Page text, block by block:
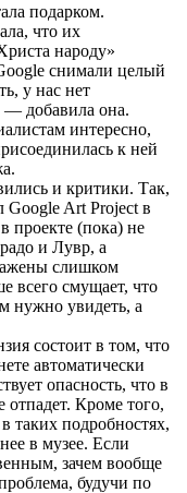
подарком.
что их
народу»
снимали целый
у нас нет
— добавила она.
интересно,
к ней
и критики. Так,
Google Art Project в
проекте (пока) не
и Лувр, а
слишком
всего смущает, что
нужно увидеть, а
состоит в том, что
автоматически
опасность, что в
Кроме того,
таких подробностях,
в музее. Если
зачем вообще
будучи по